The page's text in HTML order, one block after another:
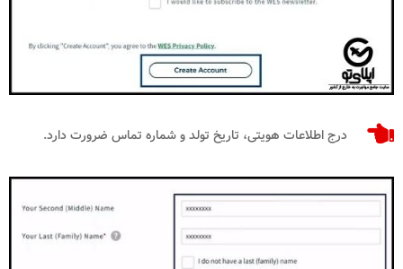
درج اطلاعات هویتی، تاریخ تولد و شماره تماس ضرورت دارد.